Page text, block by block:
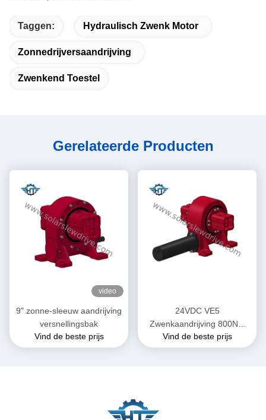
Taggen: Hydraulisch Zwenk Motor
Zonnedrijversaandrijving
Zwenkend Toestel
Gerelateerde Producten
video
9" zonne-sleeuw aandrijving
versnellingsbak
Vind de beste prijs
24VDC VE5
Zwenkaandrijving 800Nm
Koppel voor
Zonnevolgsystemen in
Vind de beste prijs